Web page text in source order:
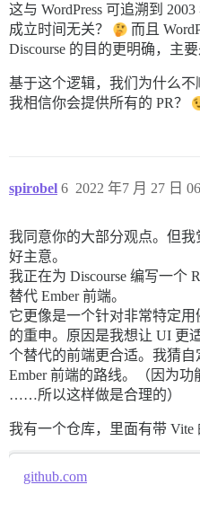
这与 WordPress 可追溯到
成立时间无关？
而且
Discourse 的目的更明确，主
基于这个逻辑，我们为什么不
我相信你会提供所有的 PR？
spirobel 2022 年7 月 27 日
6
我同意你的大部分观点。但
好主意。
我正在为 Discourse 编写一个
替代 Ember 前端。
它更像是一个针对非常特定
的重申。原因是我想让 UI 更
个替代的前端更合适。我猜
Ember 前端的路线。（因
……所以这样做是合理的）
我有一个仓库，里面有带 Vite
github.com